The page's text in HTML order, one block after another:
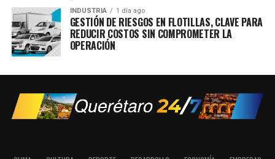
INDUSTRIA 1 día ago
GESTIÓN DE RIESGOS EN FLOTILLAS, CLAVE PARA
REDUCIR COSTOS SIN COMPROMETER LA
OPERACIÓN